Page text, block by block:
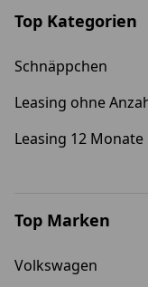
Top Kategorien
Schnäppchen
Leasing ohne
Leasing 12 Monate
Top Marken
Volkswagen